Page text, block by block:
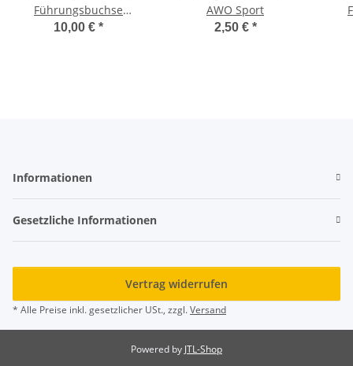
Führungsbuchse
Vordergabel - Premium
10,00 € *
AWO Sport
2,50 € *
Informationen
Gesetzliche Informationen
Vertrag widerrufen
* Alle Preise inkl. gesetzlicher USt., zzgl.Versand
Powered by JTL-Shop